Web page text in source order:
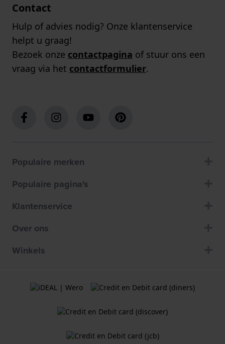
Contact
Hulp of advies nodig? Onze klantenservice
helpt u graag!
Bezoek onze contactpagina of stuur ons een
vraag via het contactformulier.
Populaire merken
Populaire pagina's
Klantenservice
Over ons
Winkels